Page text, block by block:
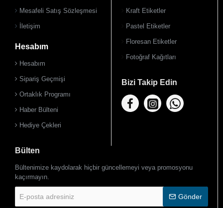
Mesafeli Satış Sözleşmesi
İletişim
Hesabım
Hesabım
Sipariş Geçmişi
Ortaklık Programı
Haber Bülteni
Hediye Çekleri
Kraft Etiketler
Pastel Etiketler
Floresan Etiketler
Fotoğraf Kağıtları
Bizi Takip Edin
Bülten
Bültenimize kaydolarak hiçbir güncellemeyi veya promosyonu
kaçırmayın.
posta
Gönder